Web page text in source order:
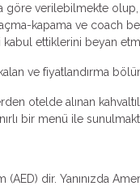
verilebilmekte
kapama ve coach
kabul ettiklerini beyan
ve fiyatlandırma
otelde alınan
bir menü ile
dir. Yanınızda